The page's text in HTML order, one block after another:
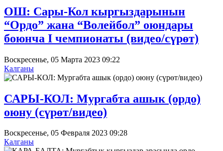
ОШ: Сары-Кол кыргыздарынын
“Ордо” жана “Волейбол” оюндары
боюнча I чемпионаты (видео/сүрөт)
Воскресенье, 05 Марта 2023 09:22
Калганы
САРЫ-КОЛ: Мургабта ашык (ордо)
оюну (сүрөт/видео)
Воскресенье, 05 Февраля 2023 09:28
Калганы